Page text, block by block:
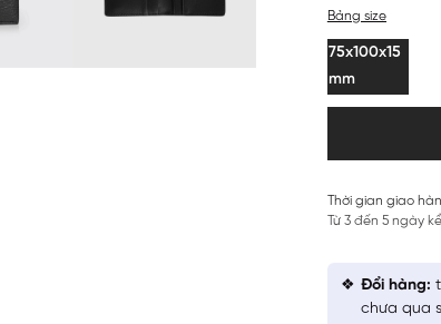
Bảng size
75x100x15
mm
Thời gian giao
Từ 3 đến 5 ngày
Đổi hàng:
chưa qua